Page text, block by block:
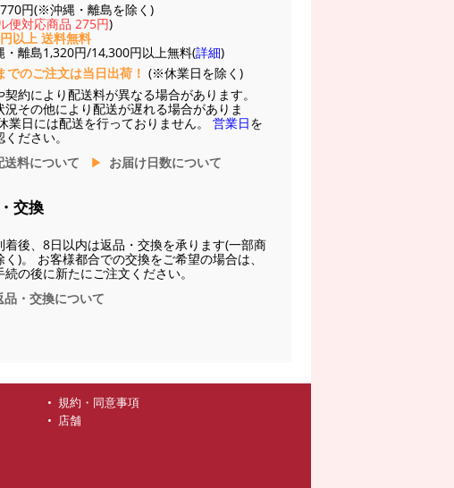
円(※沖縄・離島を除く)
便対応商品 275円)
以上 送料無料
離島1,320円/14,300円以上無料(詳細)
でのご注文は当日出荷！ (※休業日を除く)
契約により配送料が異なる場合があります。
況その他により配送が遅れる場合がありま
業日には配送を行っておりません。 営業日を
ください。
送料について
お届け日数について
交換
着後、8日以内は返品・交換を承ります(一部商
く)。 お客様都合での交換をご希望の場合は、
続の後に新たにご注文ください。
品・交換について
規約・同意事項
店舗